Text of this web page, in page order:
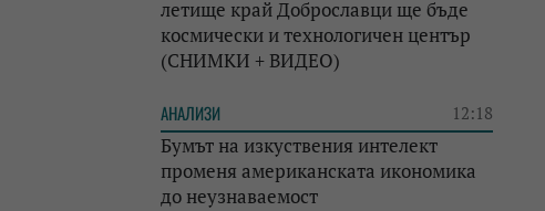
летище край Доброславци ще бъде
космически и технологичен център
(СНИМКИ + ВИДЕО)
АНАЛИЗИ 12:18
Бумът на изкуствения интелект
променя американската икономика
до неузнаваемост